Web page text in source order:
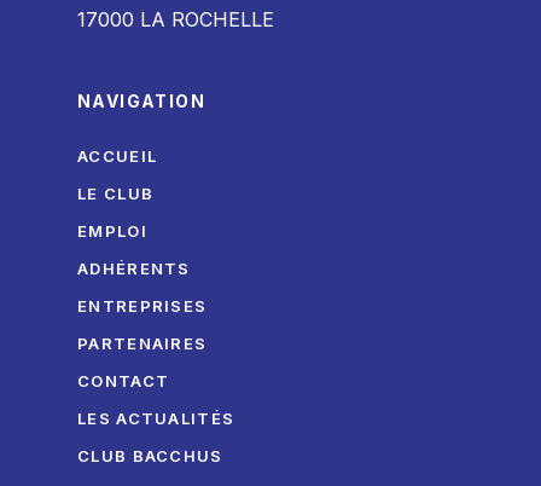
17000 LA ROCHELLE
NAVIGATION
ACCUEIL
LE CLUB
EMPLOI
ADHÉRENTS
ENTREPRISES
PARTENAIRES
CONTACT
LES ACTUALITÉS
CLUB BACCHUS